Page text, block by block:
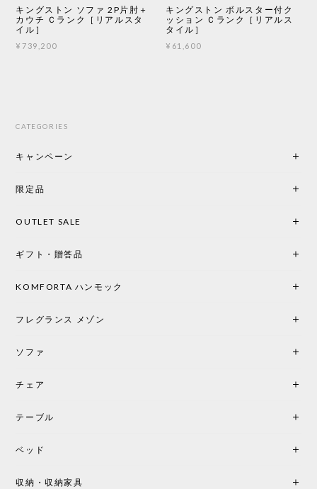
キングストン ソファ 2P片肘＋
カウチ Ｃランク［リアルスタ
イル］
¥739,200
キングストン ボルスター付ク
ッション Ｃランク［リアルス
タイル］
¥61,600
CATEGORIES
キャンペーン
限定品
OUTLET SALE
ギフト・贈答品
KOMFORTA ハンモック
フレグランス メゾン
ソファ
チェア
テーブル
ベッド
収納・収納家具